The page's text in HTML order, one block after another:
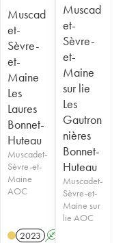
Muscad
et-
Sèvre-
et-
Maine
Les
Laures
Bonnet-
Huteau
Muscadet-
Sèvre-et-
Maine
AOC
2023 A
Muscad
et-
Sèvre-
et-
Maine
sur lie
Les
Gautron
nières
Bonnet-
Huteau
Muscadet-
Sèvre-et-
Maine sur
lie AOC